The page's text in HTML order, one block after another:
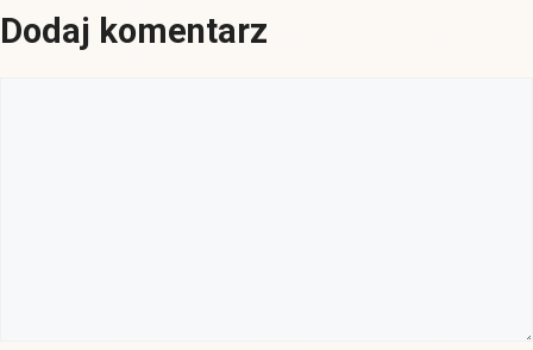
Dodaj komentarz